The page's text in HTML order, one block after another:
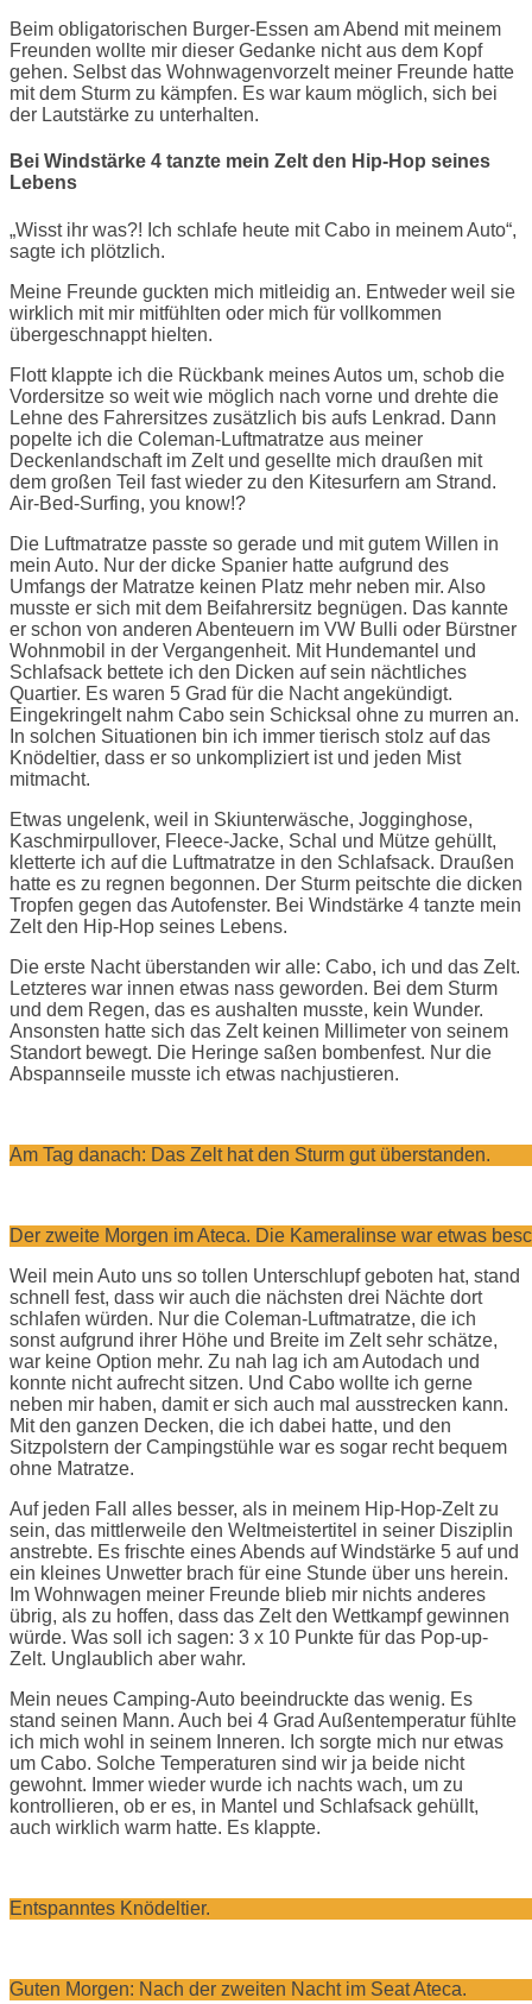
Beim obligatorischen Burger-Essen am Abend mit meinem
Freunden wollte mir dieser Gedanke nicht aus dem Kopf
gehen. Selbst das Wohnwagenvorzelt meiner Freunde hatte
mit dem Sturm zu kämpfen. Es war kaum möglich, sich bei
der Lautstärke zu unterhalten.
Bei Windstärke 4 tanzte mein Zelt den Hip-Hop seines
Lebens
„Wisst ihr was?! Ich schlafe heute mit Cabo in meinem Auto“,
sagte ich plötzlich.
Meine Freunde guckten mich mitleidig an. Entweder weil sie
wirklich mit mir mitfühlten oder mich für vollkommen
übergeschnappt hielten.
Flott klappte ich die Rückbank meines Autos um, schob die
Vordersitze so weit wie möglich nach vorne und drehte die
Lehne des Fahrersitzes zusätzlich bis aufs Lenkrad. Dann
popelte ich die Coleman-Luftmatratze aus meiner
Deckenlandschaft im Zelt und gesellte mich draußen mit
dem großen Teil fast wieder zu den Kitesurfern am Strand.
Air-Bed-Surfing, you know!?
Die Luftmatratze passte so gerade und mit gutem Willen in
mein Auto. Nur der dicke Spanier hatte aufgrund des
Umfangs der Matratze keinen Platz mehr neben mir. Also
musste er sich mit dem Beifahrersitz begnügen. Das kannte
er schon von anderen Abenteuern im VW Bulli oder Bürstner
Wohnmobil in der Vergangenheit. Mit Hundemantel und
Schlafsack bettete ich den Dicken auf sein nächtliches
Quartier. Es waren 5 Grad für die Nacht angekündigt.
Eingekringelt nahm Cabo sein Schicksal ohne zu murren an.
In solchen Situationen bin ich immer tierisch stolz auf das
Knödeltier, dass er so unkompliziert ist und jeden Mist
mitmacht.
Etwas ungelenk, weil in Skiunterwäsche, Jogginghose,
Kaschmirpullover, Fleece-Jacke, Schal und Mütze gehüllt,
kletterte ich auf die Luftmatratze in den Schlafsack. Draußen
hatte es zu regnen begonnen. Der Sturm peitschte die dicken
Tropfen gegen das Autofenster. Bei Windstärke 4 tanzte mein
Zelt den Hip-Hop seines Lebens.
Die erste Nacht überstanden wir alle: Cabo, ich und das Zelt.
Letzteres war innen etwas nass geworden. Bei dem Sturm
und dem Regen, das es aushalten musste, kein Wunder.
Ansonsten hatte sich das Zelt keinen Millimeter von seinem
Standort bewegt. Die Heringe saßen bombenfest. Nur die
Abspannseile musste ich etwas nachjustieren.
Am Tag danach: Das Zelt hat den Sturm gut überstanden.
Der zweite Morgen im Ateca. Die Kameralinse war etwas
Weil mein Auto uns so tollen Unterschlupf geboten hat, stand
schnell fest, dass wir auch die nächsten drei Nächte dort
schlafen würden. Nur die Coleman-Luftmatratze, die ich
sonst aufgrund ihrer Höhe und Breite im Zelt sehr schätze,
war keine Option mehr. Zu nah lag ich am Autodach und
konnte nicht aufrecht sitzen. Und Cabo wollte ich gerne
neben mir haben, damit er sich auch mal ausstrecken kann.
Mit den ganzen Decken, die ich dabei hatte, und den
Sitzpolstern der Campingstühle war es sogar recht bequem
ohne Matratze.
Auf jeden Fall alles besser, als in meinem Hip-Hop-Zelt zu
sein, das mittlerweile den Weltmeistertitel in seiner Disziplin
anstrebte. Es frischte eines Abends auf Windstärke 5 auf und
ein kleines Unwetter brach für eine Stunde über uns herein.
Im Wohnwagen meiner Freunde blieb mir nichts anderes
übrig, als zu hoffen, dass das Zelt den Wettkampf gewinnen
würde. Was soll ich sagen: 3 x 10 Punkte für das Pop-up-
Zelt. Unglaublich aber wahr.
Mein neues Camping-Auto beeindruckte das wenig. Es
stand seinen Mann. Auch bei 4 Grad Außentemperatur fühlte
ich mich wohl in seinem Inneren. Ich sorgte mich nur etwas
um Cabo. Solche Temperaturen sind wir ja beide nicht
gewohnt. Immer wieder wurde ich nachts wach, um zu
kontrollieren, ob er es, in Mantel und Schlafsack gehüllt,
auch wirklich warm hatte. Es klappte.
Entspanntes Knödeltier.
Guten Morgen: Nach der zweiten Nacht im Seat Ateca.